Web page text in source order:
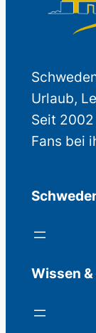
Urlaub,
Seit
Fans bei
Wissen